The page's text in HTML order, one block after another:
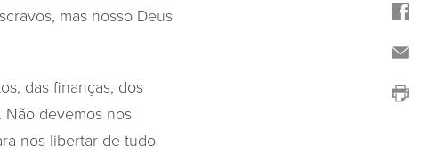
mas nosso Deus
das finanças, dos
Não devemos nos
nos libertar de tudo